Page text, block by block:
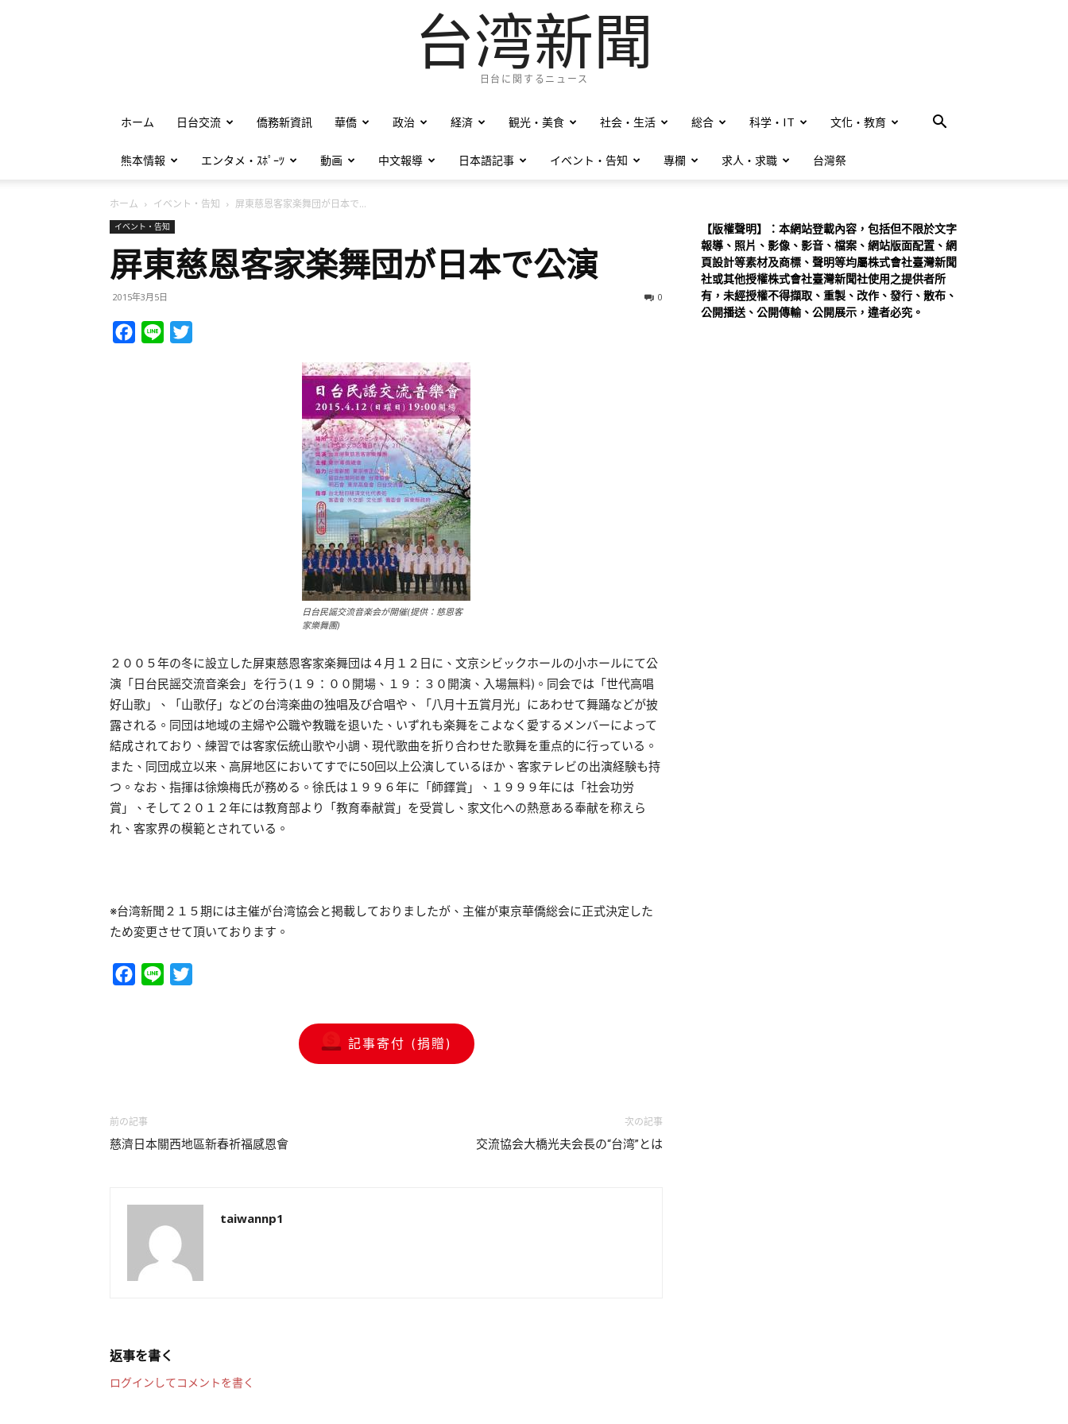
台湾新聞
日台に関するニュース
ホーム 日台交流 僑務新資訊 華僑 政治 経済 観光・美食 社会・生活 総合 科学・IT 文化・教育
熊本情報 エンタメ・ｽﾎﾟｰﾂ 動画 中文報導 日本語記事 イベント・告知 專欄 求人・求職 台灣祭
ホーム イベント・告知 屏東慈恩客家楽舞団が日本で...
イベント・告知
屏東慈恩客家楽舞団が日本で公演
2015年3月5日 0
Facebook
Line
日台民謡交流音楽会が開催(提供：慈恩客
家樂舞團)
２００５年の冬に設立した屏東慈恩客家楽舞団は４月１２日に、文京シビックホールの小ホールにて公
演「日台民謡交流音楽会」を行う(１９：００開場、１９：３０開演、入場無料)。同会では「世代高唱
好山歌」、「山歌仔」などの台湾楽曲の独唱及び合唱や、「八月十五賞月光」にあわせて舞踊などが披
露される。同団は地域の主婦や公職や教職を退いた、いずれも楽舞をこよなく愛するメンバーによって
結成されており、練習では客家伝統山歌や小調、現代歌曲を折り合わせた歌舞を重点的に行っている。
また、同団成立以来、高屏地区においてすでに50回以上公演しているほか、客家テレビの出演経験も持
つ。なお、指揮は徐煥梅氏が務める。徐氏は１９９６年に「師鐸賞」、１９９９年には「社会功労
賞」、そして２０１２年には教育部より「教育奉献賞」を受賞し、家文化への熱意ある奉献を称えら
れ、客家界の模範とされている。
※台湾新聞２１５期には主催が台湾協会と掲載しておりましたが、主催が東京華僑総会に正式決定した
ため変更させて頂いております。
Facebook
Line
記事寄付 (捐贈)
前の記事
慈濟日本關西地區新春祈福感恩會
次の記事
交流協会大橋光夫会長の“台湾”とは
taiwannp1
返事を書く
ログインしてコメントを書く
【版權聲明】：本網站登載內容，包括但不限於文字
報導、照片、影像、影音、檔案、網站版面配置、網
頁設計等素材及商標、聲明等均屬株式會社臺灣新聞
社或其他授權株式會社臺灣新聞社使用之提供者所
有，未經授權不得擷取、重製、改作、發行、散布、
公開播送、公開傳輸、公開展示，違者必究。